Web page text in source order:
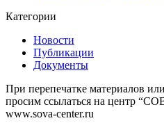
Категории
Новости
Публикации
Документы
При перепечатке материалов
просим ссылаться на центр
www.sova-center.ru